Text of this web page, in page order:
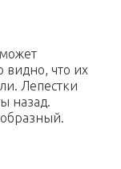
видно, что их
Лепестки
назад.